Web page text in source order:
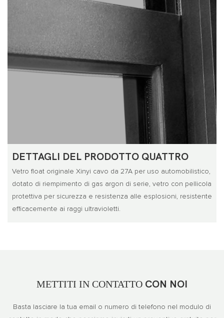
DETTAGLI DEL PRODOTTO QUATTRO
Vetro float originale Xinyi cavo da 27A per uso automobilistico,
dotato di riempimento di gas argon di serie, vetro con pellicola
protettiva per sicurezza e resistenza alle esplosioni, resistente
efficacemente ai raggi ultravioletti.
METTITI IN CONTATTO CON NOI
Basta lasciare la tua email o numero di telefono nel modulo di